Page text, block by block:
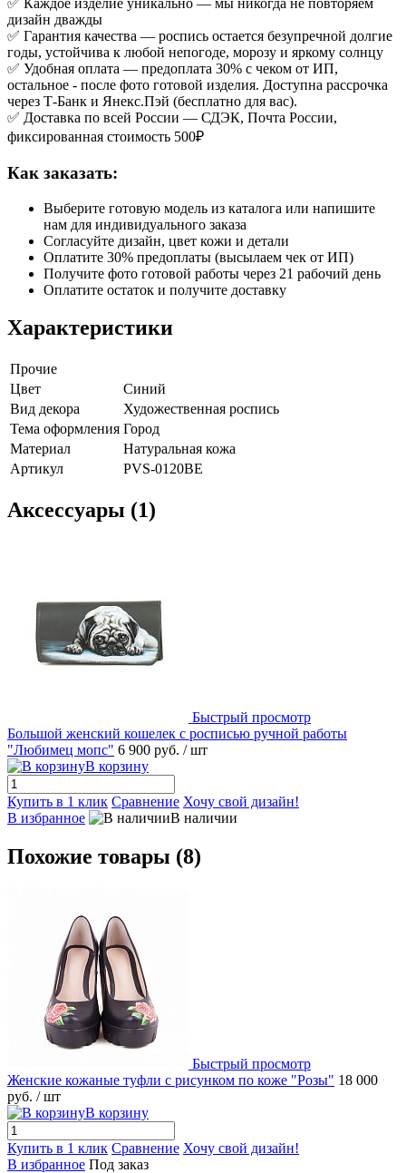
✅ Каждое изделие уникально — мы никогда не повторяем
дизайн дважды
✅ Гарантия качества — роспись остается безупречной долгие
годы, устойчива к любой непогоде, морозу и яркому солнцу
✅ Удобная оплата — предоплата 30% с чеком от ИП,
остальное - после фото готовой изделия. Доступна рассрочка
через Т-Банк и Янекс.Пэй (бесплатно для вас).
✅ Доставка по всей России — СДЭК, Почта России,
фиксированная стоимость 500₽
Как заказать:
Выберите готовую модель из каталога или напишите
нам для индивидуального заказа
Согласуйте дизайн, цвет кожи и детали
Оплатите 30% предоплаты (высылаем чек от ИП)
Получите фото готовой работы через 21 рабочий день
Оплатите остаток и получите доставку
Характеристики
Прочие
Цвет
Синий
Вид декора
Художественная роспись
Тема оформления Город
Материал
Натуральная кожа
Артикул
PVS-0120BE
Аксессуары (1)
Быстрый просмотр
Большой женский кошелек с росписью ручной работы
"Любимец мопс" 6 900 руб. / шт
В корзину
Купить в 1 клик Сравнение Хочу свой дизайн!
В избранное
В наличии
Похожие товары (8)
Быстрый просмотр
Женские кожаные туфли с рисунком по коже "Розы" 18 000
руб. / шт
В корзину
Купить в 1 клик Сравнение Хочу свой дизайн!
В избранное Под заказ